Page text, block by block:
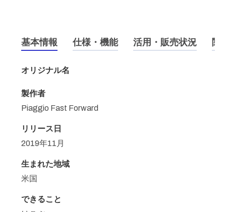
基本情報 仕様・機能 活用・販売状況 関
オリジナル名
製作者
Piaggio Fast Forward
リリース日
2019年11月
生まれた地域
米国
できること